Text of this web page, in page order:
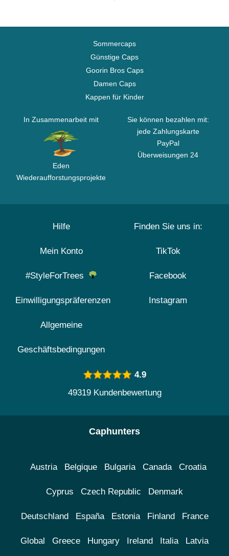
Sommercaps
Günstige Caps
Goorin Bros Caps
Damen Caps
Kappen für Kinder
In Zusammenarbeit mit
Eden
Wiederaufforstungsprojekte
Sie können bezahlen mit:
jede Zahlungskarte
PayPal
Überweisungen 24
Hilfe
Mein Konto
#StyleForTrees
Einwilligungspräferenzen
Allgemeine
Geschäftsbedingungen
Finden Sie uns in:
TikTok
Facebook
Instagram
4.9
49319 Kundenbewertung
Caphunters
Austria Belgique Bulgaria Canada Croatia
Cyprus Czech Republic Denmark
Deutschland España Estonia Finland France
Global Greece Hungary Ireland Italia Latvia